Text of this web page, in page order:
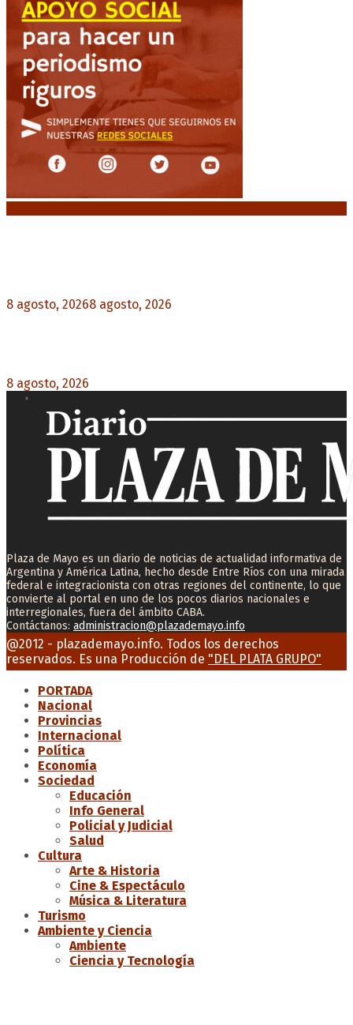
8 agosto, 20268 agosto, 2026
8 agosto, 2026
Plaza de Mayo es un diario de noticias de actualidad informativa de
Argentina y América Latina, hecho desde Entre Ríos con una mirada
federal e integracionista con otras regiones del continente, lo que
convierte al portal en uno de los pocos diarios nacionales e
interregionales, fuera del ámbito CABA.
Contáctanos: administracion@plazademayo.info
Facebook
Twitter
Instagram
Youtube
Email
@2012 - plazademayo.info. Todos los derechos
reservados. Es una Producción de "DEL PLATA GRUPO"
PORTADA
Nacional
Provincias
Internacional
Política
Economía
Sociedad
Educación
Info General
Policial y Judicial
Salud
Cultura
Arte & Historia
Cine & Espectáculo
Música & Literatura
Turismo
Ambiente y Ciencia
Ambiente
Ciencia y Tecnología